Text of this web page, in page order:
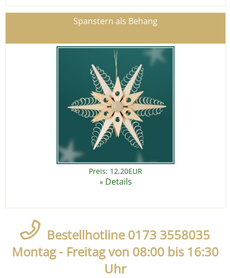
Spanstern als Behang
Preis: 12,20EUR
» Details
Bestellhotline 0173 3558035
Montag - Freitag von 08:00 bis 16:30
Uhr